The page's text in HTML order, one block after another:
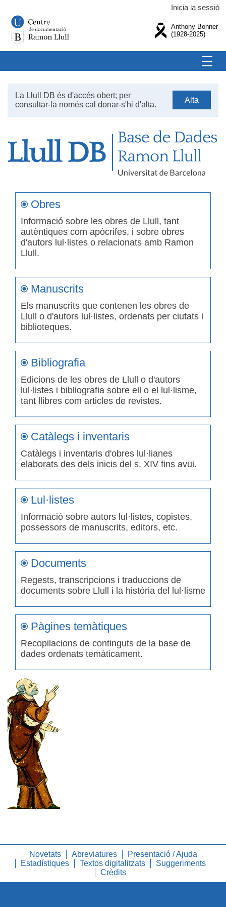
Anthony Bonner
(1928-2025)
Inicia la sessió
Novetats Abreviatures
Presentació / Ajuda
Estadístiques
Textos digitalitzats
Suggeriments
Crèdits
La Llull DB és d'accés obert; per
consultar-la només cal donar-s'hi d'alta.
Alta
Obres
Informació sobre les obres de Llull, tant
autèntiques com apòcrifes, i sobre obres
d'autors lul·listes o relacionats amb Ramon
Llull.
Manuscrits
Els manuscrits que contenen les obres de
Llull o d'autors lul·listes, ordenats per ciutats i
biblioteques.
Bibliografia
Edicions de les obres de Llull o d'autors
lul·listes i bibliografia sobre ell o el lul·lisme,
tant llibres com articles de revistes.
Catàlegs i inventaris
Catàlegs i inventaris d'obres lul·lianes
elaborats des dels inicis del s. XIV fins avui.
Lul·listes
Informació sobre autors lul·listes, copistes,
possessors de manuscrits, editors, etc.
Documents
Regests, transcripcions i traduccions de
documents sobre Llull i la història del lul·lisme
Pàgines temàtiques
Recopilacions de continguts de la base de
dades ordenats temàticament.